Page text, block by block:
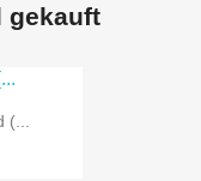
gekauft